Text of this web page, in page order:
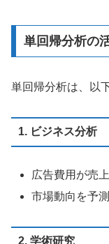
単回帰分析の
単回帰分析は、以
1. ビジネス分析
広告費用が売
市場動向を予
2. 学術研究